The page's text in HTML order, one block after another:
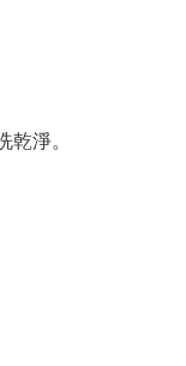
乾淨。